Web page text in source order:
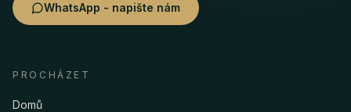
WhatsApp - napište nám
PROCHÁZET
Domů